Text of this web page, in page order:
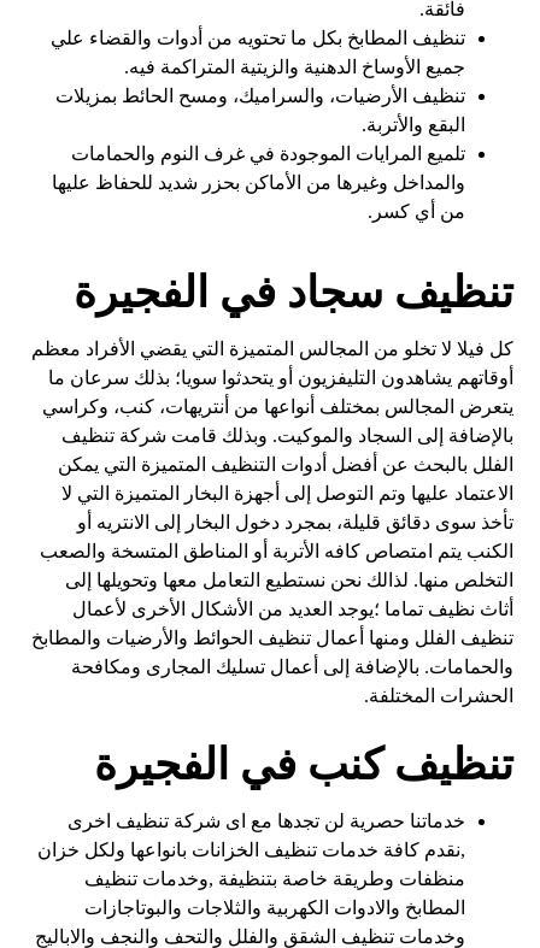
فائقة.
تنظيف المطابخ بكل ما تحتويه من أدوات والقضاء علي
جميع الأوساخ الدهنية والزيتية المتراكمة فيه.
تنظيف الأرضيات، والسراميك، ومسح الحائط بمزيلات
البقع والأتربة.
تلميع المرايات الموجودة في غرف النوم والحمامات
والمداخل وغيرها من الأماكن بحزر شديد للحفاظ عليها
من أي كسر.
تنظيف سجاد في الفجيرة
كل فيلا لا تخلو من المجالس المتميزة التي يقضي الأفراد معظم
أوقاتهم يشاهدون التليفزيون أو يتحدثوا سويا؛ بذلك سرعان ما
يتعرض المجالس بمختلف أنواعها من أنتريهات، كنب، وكراسي
بالإضافة إلى السجاد والموكيت. وبذلك قامت شركة تنظيف
الفلل بالبحث عن أفضل أدوات التنظيف المتميزة التي يمكن
الاعتماد عليها وتم التوصل إلى أجهزة البخار المتميزة التي لا
تأخذ سوى دقائق قليلة، بمجرد دخول البخار إلى الانتريه أو
الكنب يتم امتصاص كافه الأتربة أو المناطق المتسخة والصعب
التخلص منها. لذالك نحن نستطيع التعامل معها وتحويلها إلى
أثاث نظيف تماما ؛يوجد العديد من الأشكال الأخرى لأعمال
تنظيف الفلل ومنها أعمال تنظيف الحوائط والأرضيات والمطابخ
والحمامات. بالإضافة إلى أعمال تسليك المجارى ومكافحة
الحشرات المختلفة.
تنظيف كنب في الفجيرة
خدماتنا حصرية لن تجدها مع اى شركة تنظيف اخرى
,نقدم كافة خدمات تنظيف الخزانات بانواعها ولكل خزان
منظفات وطريقة خاصة بتنظيفة ,وخدمات تنظيف
المطابخ والادوات الكهربية والثلاجات والبوتاجازات
وخدمات تنظيف الشقق والفلل والتحف والنجف والاباليج